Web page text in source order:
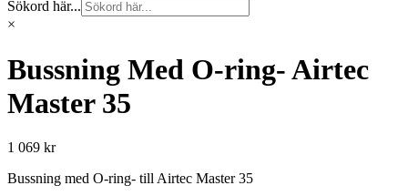
Sökord här...
×
Bussning Med O-ring- Airtec
Master 35
1 069 kr
Bussning med O-ring- till Airtec Master 35